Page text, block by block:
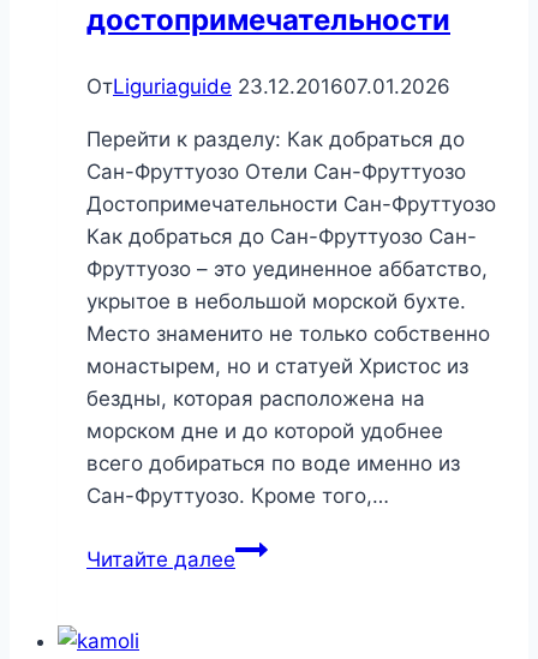
достопримечательности
ОтLiguriaguide 23.12.201607.01.2026
Перейти к разделу: Как добраться до
Сан-Фруттуозо Отели Сан-Фруттуозо
Достопримечательности Сан-Фруттуозо
Как добраться до Сан-Фруттуозо Сан-
Фруттуозо – это уединенное аббатство,
укрытое в небольшой морской бухте.
Место знаменито не только собственно
монастырем, но и статуей Христос из
бездны, которая расположена на
морском дне и до которой удобнее
всего добираться по воде именно из
Сан-Фруттуозо. Кроме того,…
Читайте далееСан-